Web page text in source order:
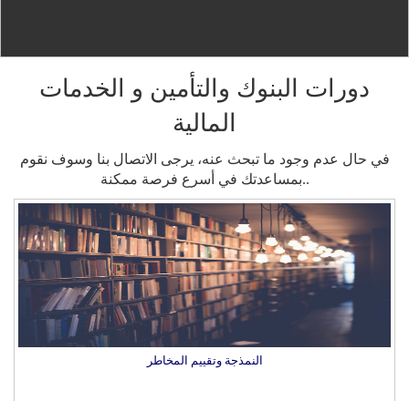
دورات البنوك والتأمين و الخدمات
المالية
في حال عدم وجود ما تبحث عنه، يرجى الاتصال بنا وسوف نقوم
بمساعدتك في أسرع فرصة ممكنة..
النمذجة وتقييم المخاطر